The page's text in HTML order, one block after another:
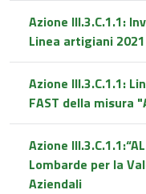
Azione III.3.C.1.1:
Linea artigiani
Azione III.3.C.1.1:
FAST della misura
Azione
Lombarde per la
Aziendali